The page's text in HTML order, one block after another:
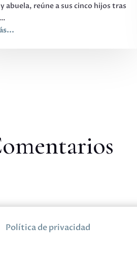
abuela, reúne a sus cinco hijos tras
Política de privacidad